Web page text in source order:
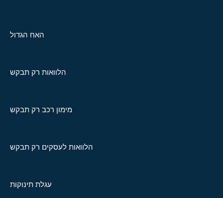
האח הגדול
הלוואות רק תבקש
מימון רכב רק תבקש
הלוואות לעסקים רק תבקש
עגלת תינוקות